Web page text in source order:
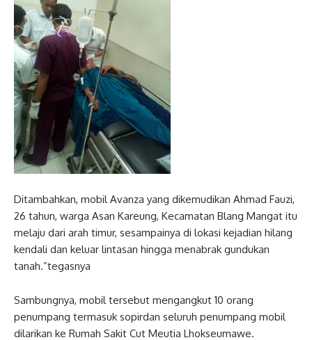
Ditambahkan, mobil Avanza yang dikemudikan Ahmad Fauzi,
26 tahun, warga Asan Kareung, Kecamatan Blang Mangat itu
melaju dari arah timur, sesampainya di lokasi kejadian hilang
kendali dan keluar lintasan hingga menabrak gundukan
tanah.”tegasnya
Sambungnya, mobil tersebut mengangkut 10 orang
penumpang termasuk sopirdan seluruh penumpang mobil
dilarikan ke Rumah Sakit Cut Meutia Lhokseumawe.